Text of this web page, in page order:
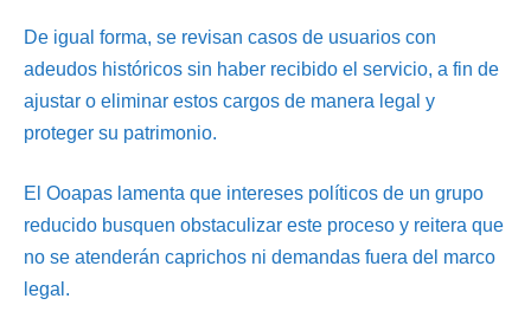
De igual forma, se revisan casos de usuarios con
adeudos históricos sin haber recibido el servicio, a fin de
ajustar o eliminar estos cargos de manera legal y
proteger su patrimonio.
El Ooapas lamenta que intereses políticos de un grupo
reducido busquen obstaculizar este proceso y reitera que
no se atenderán caprichos ni demandas fuera del marco
legal.